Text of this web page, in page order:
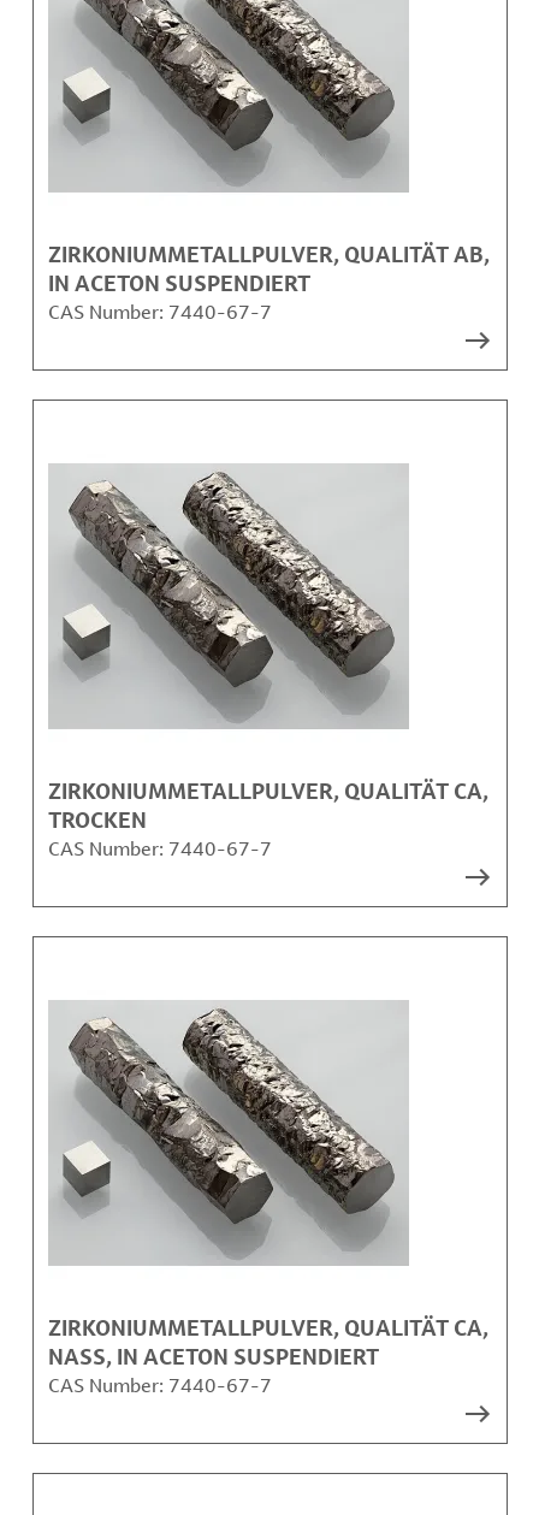
ZIRKONIUMMETALLPULVER, QUALITÄT AB,
IN ACETON SUSPENDIERT
CAS Number: 7440-67-7
ZIRKONIUMMETALLPULVER, QUALITÄT CA,
TROCKEN
CAS Number: 7440-67-7
ZIRKONIUMMETALLPULVER, QUALITÄT CA,
NASS, IN ACETON SUSPENDIERT
CAS Number: 7440-67-7